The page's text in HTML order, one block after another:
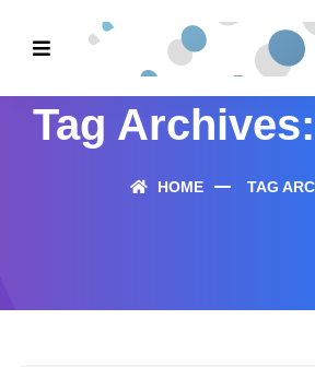
Tag
HOME TAG